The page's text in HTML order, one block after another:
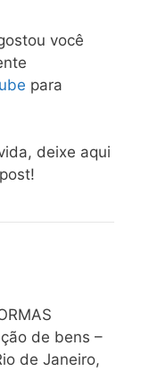
você
para
deixe aqui
de bens –
de Janeiro,